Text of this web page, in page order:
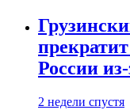
России
2 недели спустя